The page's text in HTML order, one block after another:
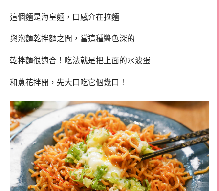
這個麵是海皇麵，口感介在拉麵
與泡麵乾拌麵之間，當這種醬色深的
乾拌麵很適合！吃法就是把上面的水波蛋
和蔥花拌開，先大口吃它個幾口！